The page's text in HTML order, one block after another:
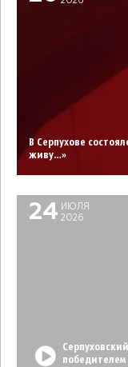
В Серпухове
живу…»
24 ИЮЛЯ
2026
победителем